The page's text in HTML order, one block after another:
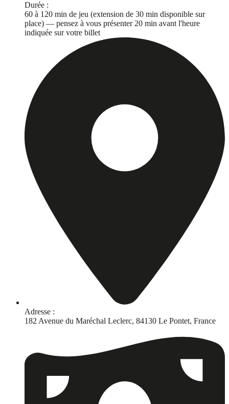
Durée :
60 à 120 min de jeu (extension de 30 min disponible sur
place) — pensez à vous présenter 20 min avant l'heure
indiquée sur votre billet
Adresse :
182 Avenue du Maréchal Leclerc, 84130 Le Pontet, France